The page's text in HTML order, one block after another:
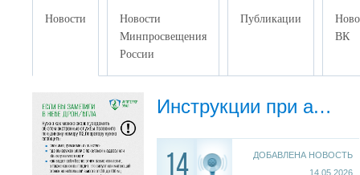
Новости
Новости
Минпросвещения
России
Публикации
ВК
Инструкции при атаке БПЛА
14
ДОБАВЛЕНА НОВОСТЬ
14.05.2026